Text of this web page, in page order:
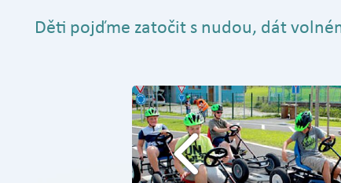
Děti pojďme zatočit s nudou, dát